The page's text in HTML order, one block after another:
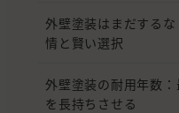
外壁塗装はまだする
情と賢い選択
外壁塗装の耐用年数
を長持ちさせる